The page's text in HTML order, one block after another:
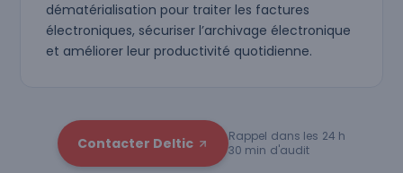
dématérialisation pour traiter les factures
électroniques, sécuriser l’archivage électronique
et améliorer leur productivité quotidienne.
Contacter Deltic
Rappel dans les 24 h
30 min d'audit